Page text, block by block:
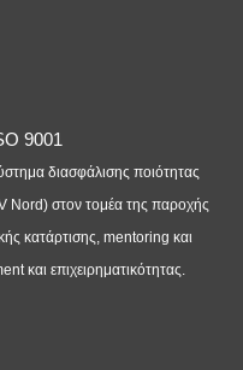
διασφάλισης ποιότητας
στον τομέα της παροχής
κατάρτισης, mentoring και
και επιχειρηματικότητας.